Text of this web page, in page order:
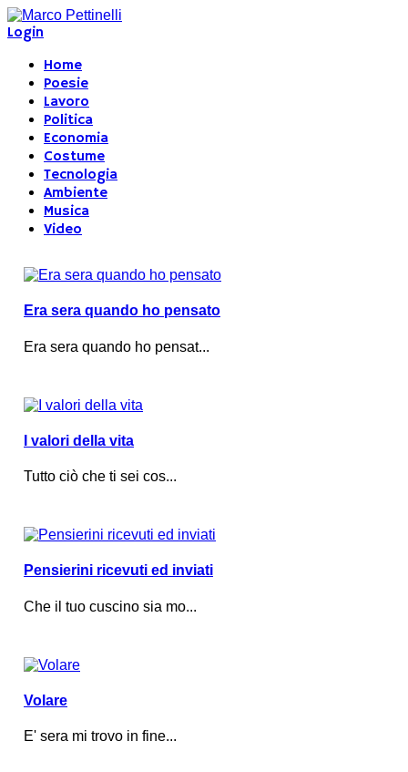
Login
Home
Poesie
Lavoro
Politica
Economia
Costume
Tecnologia
Ambiente
Musica
Video
Era sera quando ho pensato
Era sera quando ho pensat...
I valori della vita
Tutto ciò che ti sei cos...
Pensierini ricevuti ed inviati
Che il tuo cuscino sia mo...
Volare
E' sera mi trovo in fine...